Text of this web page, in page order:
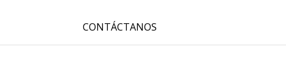
CONTÁCTANOS